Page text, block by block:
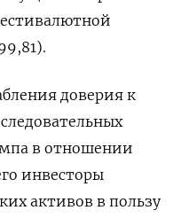
доверия к
в отношении
инвесторы
активов в пользу